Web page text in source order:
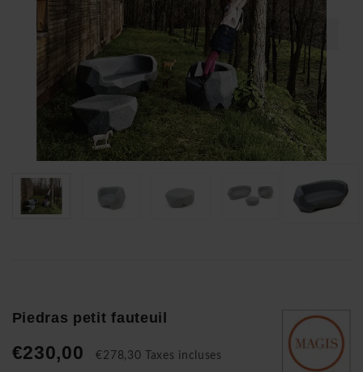
Piedras petit fauteuil
€230,00 €278,30 Taxes incluses